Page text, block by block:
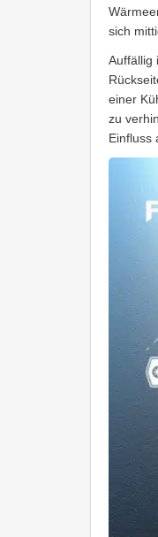
sich
Auffällig
einer
zu
Einfluss